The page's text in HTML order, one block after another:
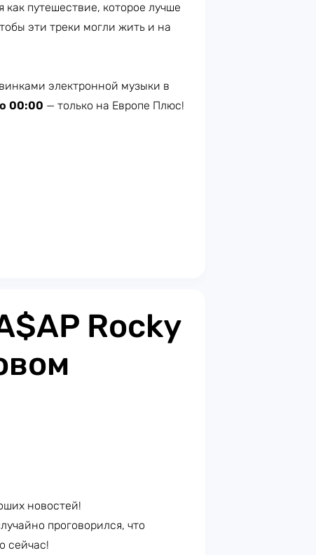
путешествие, которое лучше
эти треки могли жить и на
электронной музыки в
00:00 — только на Европе Плюс!​
Rocky
новостей!
проговорился, что
сейчас!